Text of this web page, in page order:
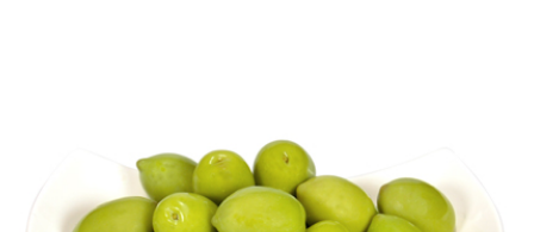
smooth and toasted and fleshy.
All available packs, about these olives, are below